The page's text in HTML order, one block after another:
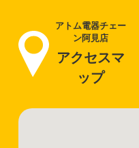
アトム電器チェー
ン阿見店
アクセスマ
ップ